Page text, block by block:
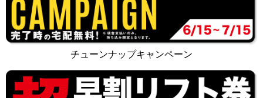
チューンナップキャンペーン